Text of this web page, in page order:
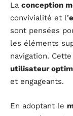
La conception
convivialité et l’
sont pensées
les éléments
navigation.
utilisateur
et engageants.
En adoptant le